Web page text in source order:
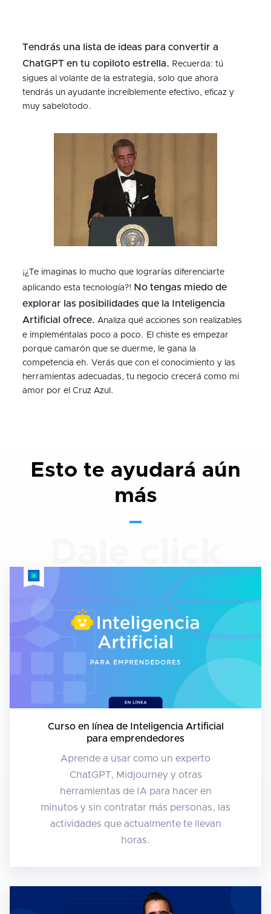
Tendrás una lista de ideas para convertir a
ChatGPT en tu copiloto estrella. Recuerda: tú
sigues al volante de la estrategia, solo que ahora
tendrás un ayudante increíblemente efectivo, eficaz y
muy sabelotodo.
¡¿Te imaginas lo mucho que lograrías diferenciarte
aplicando esta tecnología?! No tengas miedo de
explorar las posibilidades que la Inteligencia
Artificial ofrece. Analiza qué acciones son realizables
e impleméntalas poco a poco. El chiste es empezar
porque camarón que se duerme, le gana la
competencia eh. Verás que con el conocimiento y las
herramientas adecuadas, tu negocio crecerá como mi
amor por el Cruz Azul.
Esto te ayudará aún
más
Curso en línea de Inteligencia Artificial
para emprendedores
Aprende a usar como un experto
ChatGPT, Midjourney y otras
herramientas de IA para hacer en
minutos y sin contratar más personas, las
actividades que actualmente te llevan
horas.